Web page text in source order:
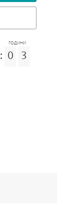
:
ГОДИНИ
0 3